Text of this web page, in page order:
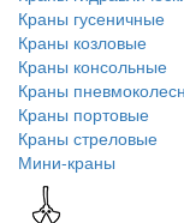
Краны гусеничные
Краны козловые
Краны консольные
Краны
Краны портовые
Краны стреловые
Мини-краны